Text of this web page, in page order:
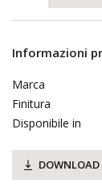
Informazioni
Marca
Finitura
Disponibile in
DOWNLOAD